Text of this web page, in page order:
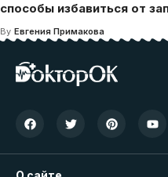
способы избавиться от
By Евгения Примакова